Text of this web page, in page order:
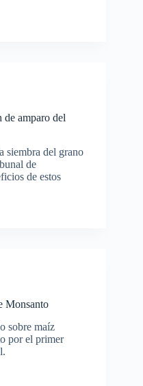
de amparo del
siembra del grano
de
de estos
Monsanto
sobre maíz
por el primer